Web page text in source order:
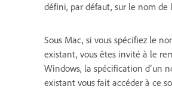
défini, par défaut, sur le nom de
Sous Mac, si vous spécifiez le
existant, vous êtes invité à le
Windows, la spécification d’un
existant vous fait accéder à ce